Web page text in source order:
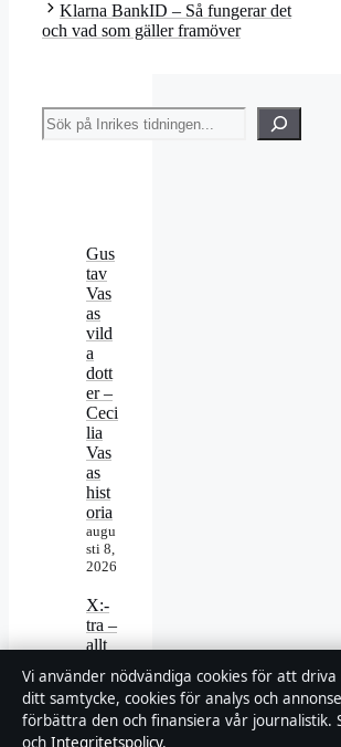
Klarna BankID – Så fungerar det
och vad som gäller framöver
Sök
Gus
tav
Vas
as
vild
a
dott
er –
Ceci
lia
Vas
as
hist
oria
augu
sti 8,
2026
X:-
tra –
allt
buti
kske
djan
Vi använder nödvändiga cookies för att
ditt samtycke, cookies för analys och
förbättra den och finansiera vår journalistik.
och Integritetspolicy.